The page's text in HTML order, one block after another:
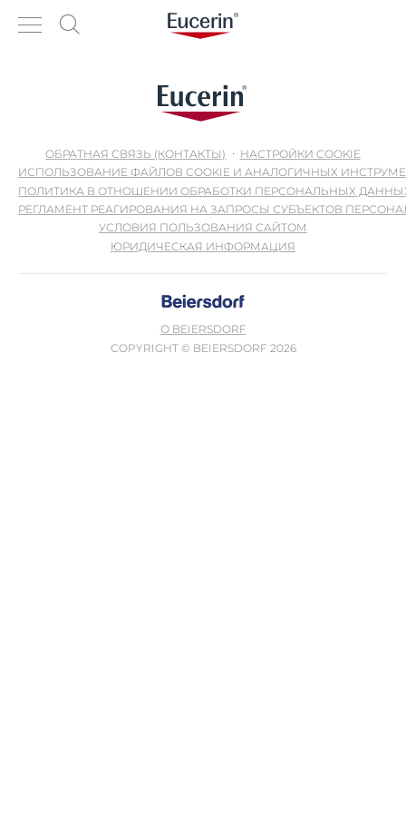
ОБРАТНАЯ СВЯЗЬ (КОНТАКТЫ)
НАСТРОЙКИ COOKIE
ИСПОЛЬЗОВАНИЕ ФАЙЛОВ COOKIE И АНАЛОГИЧНЫХ
ПОЛИТИКА В ОТНОШЕНИИ ОБРАБОТКИ ПЕРСОНАЛЬНЫХ
РЕГЛАМЕНТ РЕАГИРОВАНИЯ НА ЗАПРОСЫ СУБЪЕКТОВ
УСЛОВИЯ ПОЛЬЗОВАНИЯ САЙТОМ
ЮРИДИЧЕСКАЯ ИНФОРМАЦИЯ
О BEIERSDORF
COPYRIGHT © BEIERSDORF 2026